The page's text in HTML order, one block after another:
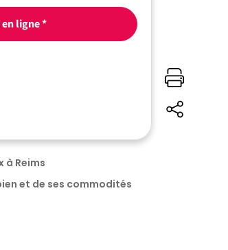
en ligne *
Description de ce box à Reims
et de ses commodités